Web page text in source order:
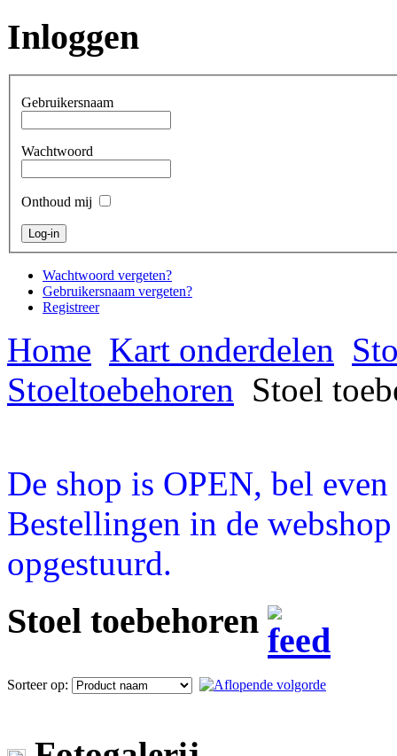
Inloggen
Gebruikersnaam
Wachtwoord
Onthoud mij
Wachtwoord vergeten?
Gebruikersnaam vergeten?
Registreer
Home Kart onderdelen
Stoeltoebehoren Stoel
De shop is OPEN, bel
Bestellingen in de
opgestuurd.
Stoel toebehoren
Sorteer op: